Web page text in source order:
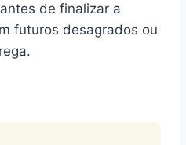
de finalizar a
futuros desagrados ou